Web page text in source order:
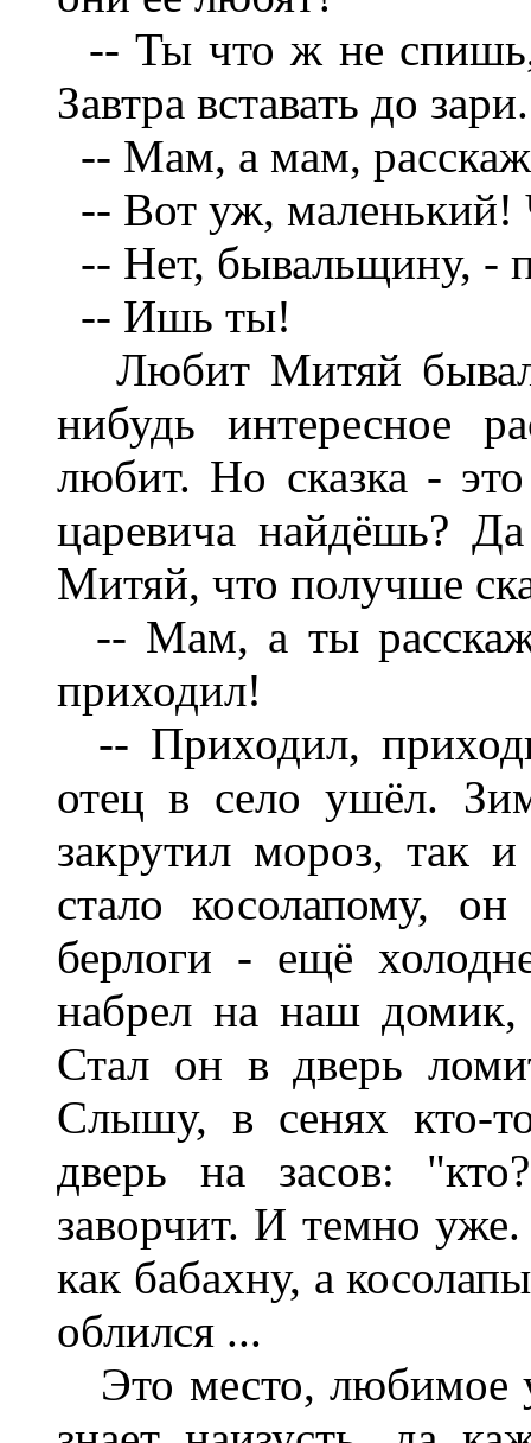
-- Ты что ж не
Завтра вставать до
-- Мам, а мам,
-- Вот уж, маленький!
-- Нет, бывальщину, -
-- Ишь ты!
Любит Митяй
нибудь интересное
любит. Но сказка -
царевича найдёшь?
Митяй, что получше
-- Мам, а ты
приходил!
-- Приходил,
отец в село ушёл.
закрутил мороз, так
стало косолапому,
берлоги - ещё
набрел на наш домик,
Стал он в дверь
Слышу, в сенях кто-
дверь на засов:
заворчит. И темно
как бабахну, а
облился ...
Это место, любимое